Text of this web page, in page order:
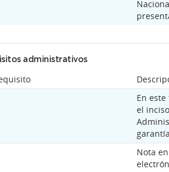
administrativos
En
el
Nota